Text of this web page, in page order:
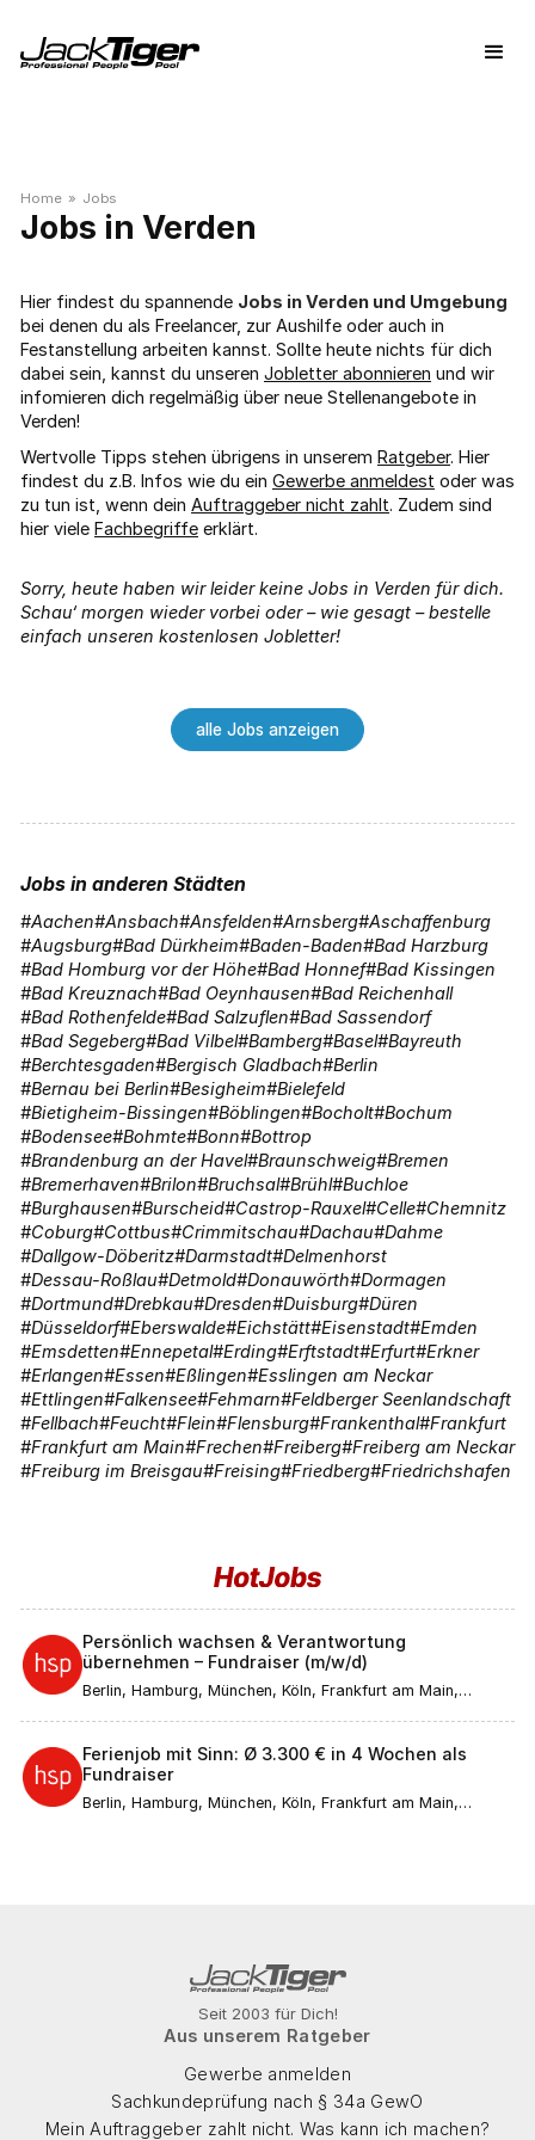
Home » Jobs
Verden
Hier findest du spannende Jobs in Verden und Umgebung
bei denen du als Freelancer, zur Aushilfe oder auch in
Festanstellung arbeiten kannst. Sollte heute nichts für dich
dabei sein, kannst du unseren Jobletter abonnieren und wir
infomieren dich regelmäßig über neue Stellenangebote in
Verden!
Wertvolle Tipps stehen übrigens in unserem Ratgeber. Hier
findest du z.B. Infos wie du ein Gewerbe anmeldest oder was
zu tun ist, wenn dein Auftraggeber nicht zahlt. Zudem sind
hier viele Fachbegriffe erklärt.
Sorry, heute haben wir leider keine Jobs in Verden für dich.
Schau‘ morgen wieder vorbei oder – wie gesagt – bestelle
einfach unseren kostenlosen Jobletter!
alle Jobs anzeigen
Jobs in anderen Städten
Aachen Ansbach Ansfelden Arnsberg Aschaffenburg
Augsburg Bad Dürkheim Baden-Baden Bad Harzburg
Bad Homburg vor der Höhe Bad Honnef Bad Kissingen
Bad Kreuznach Bad Oeynhausen Bad Reichenhall
Bad Rothenfelde Bad Salzuflen Bad Sassendorf
Bad Segeberg Bad Vilbel Bamberg Basel Bayreuth
Berchtesgaden Bergisch Gladbach Berlin
Bernau bei Berlin Besigheim Bielefeld
Bietigheim-Bissingen Böblingen Bocholt Bochum
Bodensee Bohmte Bonn Bottrop
Brandenburg an der Havel Braunschweig Bremen
Bremerhaven Brilon Bruchsal Brühl Buchloe
Burghausen Burscheid Castrop-Rauxel Celle Chemnitz
Coburg Cottbus Crimmitschau Dachau Dahme
Dallgow-Döberitz Darmstadt Delmenhorst
Dessau-Roßlau Detmold Donauwörth Dormagen
Dortmund Drebkau Dresden Duisburg Düren
Düsseldorf Eberswalde Eichstätt Eisenstadt Emden
Emsdetten Ennepetal Erding Erftstadt Erfurt Erkner
Erlangen Essen Eßlingen Esslingen am Neckar
Ettlingen Falkensee Fehmarn Feldberger Seenlandschaft
Fellbach Feucht Flein Flensburg Frankenthal Frankfurt
Frankfurt am Main Frechen Freiberg Freiberg am Neckar
Freiburg im Breisgau Freising Friedberg Friedrichshafen
Persönlich wachsen & Verantwortung
übernehmen – Fundraiser (m/w/d)
Berlin, Hamburg, München, Köln, Frankfurt am Main,
Dresden, Hannover, Nürnberg, Duisburg, Bochum,
Wuppertal, Bielefeld, Bonn, Mannheim, Karlsruhe, Münster,
Augsburg, Aachen, Wiesbaden, Gelsenkirchen,
Mönchengladbach, Braunschweig, Kiel, Chemnitz, Halle
(Saale), Magdeburg, Freiburg im Breisgau, Krefeld, Mainz,
Lübeck, Erfurt, Rostock, Kassel, Saarbrücken, Potsdam,
Ferienjob mit Sinn: Ø 3.300 € in 4 Wochen als
Fundraiser
Berlin, Hamburg, München, Köln, Frankfurt am Main,
Ulm, Ingolstadt, Bamberg, Passau
Seit 2003 für Dich!
Aus unserem Ratgeber
Gewerbe anmelden
Sachkundeprüfung nach § 34a GewO
Mein Auftraggeber zahlt nicht. Was kann ich machen?